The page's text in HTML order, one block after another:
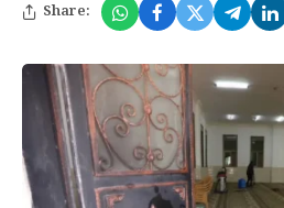
Share: